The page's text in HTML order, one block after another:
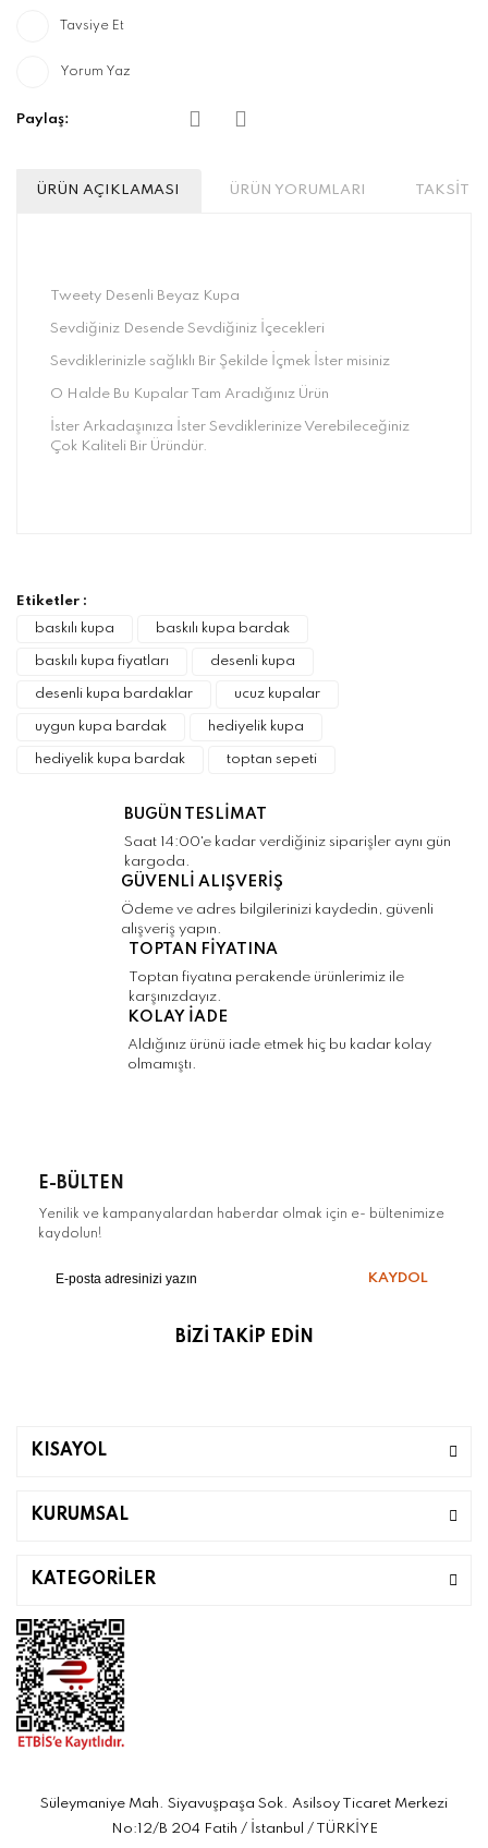
Tavsiye Et
Yorum Yaz
Paylaş:
ÜRÜN AÇIKLAMASI ÜRÜN YORUMLARI TAKSİT
Tweety Desenli Beyaz Kupa
Sevdiğiniz Desende Sevdiğiniz İçecekleri
Sevdiklerinizle sağlıklı Bir Şekilde İçmek İster misiniz
O Halde Bu Kupalar Tam Aradığınız Ürün
İster Arkadaşınıza İster Sevdiklerinize Verebileceğiniz
Çok Kaliteli Bir Üründür.
Görüş ve önerileriniz için teşekkür ederiz.
Ürün resmi kalitesiz, bozuk veya
görüntülenemiyor.
Ürün açıklamasında eksik bilgiler bulunuyor.
Ürün bilgilerinde hatalar bulunuyor.
Ürün fiyatı diğer sitelerden daha pahalı.
Gönder
Etiketler :
baskılı kupa
baskılı kupa bardak
baskılı kupa fiyatları desenli kupa
desenli kupa bardaklar ucuz kupalar
uygun kupa bardak hediyelik kupa
hediyelik kupa bardak toptan sepeti
BUGÜN TESLİMAT
Saat 14:00'e kadar verdiğiniz siparişler aynı gün
kargoda.
GÜVENLİ ALIŞVERİŞ
Ödeme ve adres bilgilerinizi kaydedin, güvenli
alışveriş yapın.
TOPTAN FİYATINA
Toptan fiyatına perakende ürünlerimiz ile
karşınızdayız.
KOLAY İADE
Aldığınız ürünü iade etmek hiç bu kadar kolay
olmamıştı.
E-BÜLTEN
Yenilik ve kampanyalardan haberdar olmak için e- bültenimize
kaydolun!
KAYDOL
BİZİ TAKİP EDİN
KISAYOL
KURUMSAL
KATEGORİLER
Süleymaniye Mah. Siyavuşpaşa Sok. Asilsoy Ticaret Merkezi
No:12/B 204 Fatih / İstanbul / TÜRKİYE